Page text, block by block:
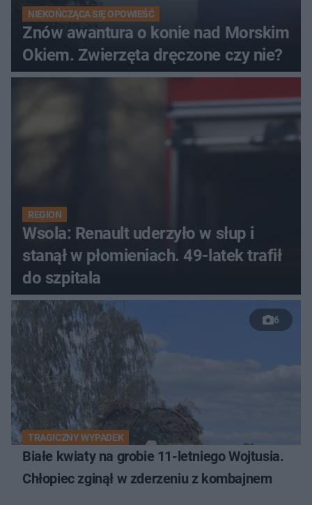
NIEKOŃCZĄCA SIĘ OPOWIEŚĆ
Znów awantura o konie nad Morskim
Okiem. Zwierzęta dręczone czy nie?
REGION
Wsola: Renault uderzyło w słup i
stanął w płomieniach. 49-latek trafił
do szpitala
6
TRAGICZNY WYPADEK
Białe kwiaty na grobie 11-letniego Wojtusia.
Chłopiec zginął w zderzeniu z kombajnem